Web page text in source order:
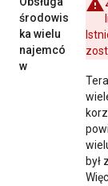
środowis
ka wielu
najemcó
w
był